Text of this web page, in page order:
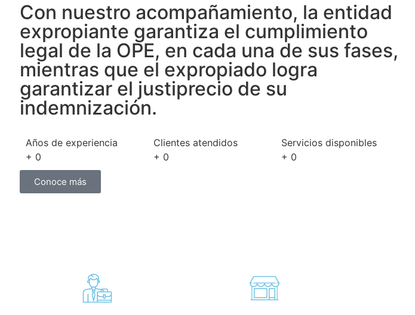
Con nuestro acompañamiento, la entidad
expropiante garantiza el cumplimiento
legal de la OPE, en cada una de sus fases,
mientras que el expropiado logra
garantizar el justiprecio de su
indemnización.
Años de experiencia
+ 0
Clientes atendidos
+ 0
Servicios disponibles
+ 0
Conoce más